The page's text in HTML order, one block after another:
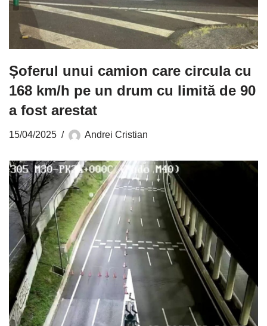
Șoferul unui camion care circula cu
168 km/h pe un drum cu limită de 90
a fost arestat
15/04/2025 Andrei Cristian